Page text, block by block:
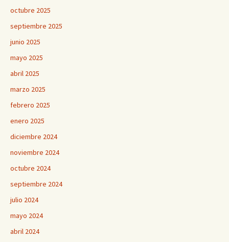
octubre 2025
septiembre 2025
junio 2025
mayo 2025
abril 2025
marzo 2025
febrero 2025
enero 2025
diciembre 2024
noviembre 2024
octubre 2024
septiembre 2024
julio 2024
mayo 2024
abril 2024